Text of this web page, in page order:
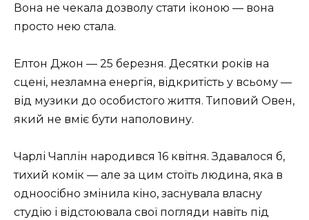
Вона не чекала дозволу стати іконою — вона
просто нею стала.
Елтон Джон — 25 березня. Десятки років на
сцені, незламна енергія, відкритість у всьому —
від музики до особистого життя. Типовий Овен,
який не вміє бути наполовину.
Чарлі Чаплін народився 16 квітня. Здавалося б,
тихий комік — але за цим стоїть людина, яка в
одноосібно змінила кіно, заснувала власну
студію і відстоювала свої погляди навіть під